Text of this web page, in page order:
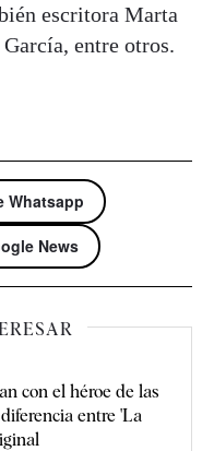
escritora Marta
entre otros.
Whatsapp
News
con el héroe de las
entre 'La